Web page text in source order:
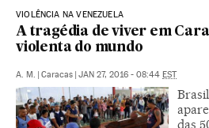
VIOLÊNCIA NA VENEZUELA
A tragédia de viver em
violenta do mundo
A. M. Caracas JAN 27, 2016 - 08:44 EST
das